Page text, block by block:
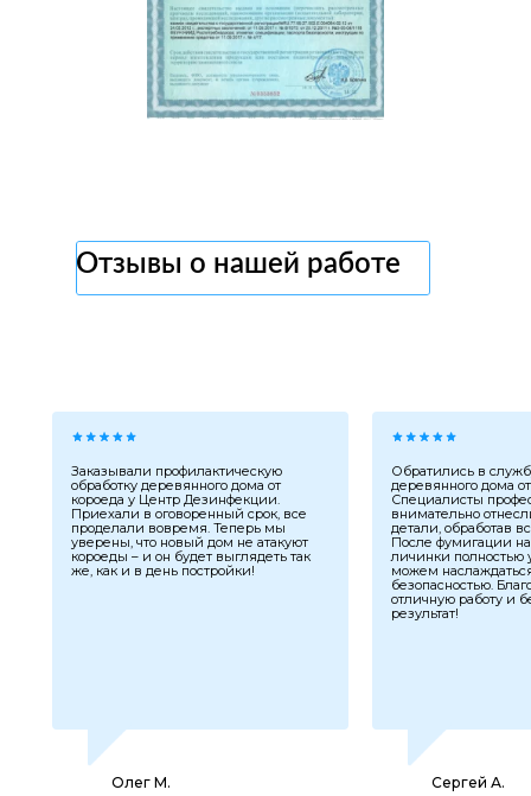
Отзывы о нашей работе
Заказывали профилактическую
обработку деревянного дома от
короеда у Центр Дезинфекции.
Приехали в оговоренный срок, все
проделали вовремя. Теперь мы
уверены, что новый дом не атакуют
короеды – и он будет выглядеть так
же, как и в день постройки!
Обратились в
деревянного дома
Специалисты
внимательно
детали, обработав
После фумигации
личинки
можем
безопасностью.
отличную работу и
результат!
Олег М. Сергей А.